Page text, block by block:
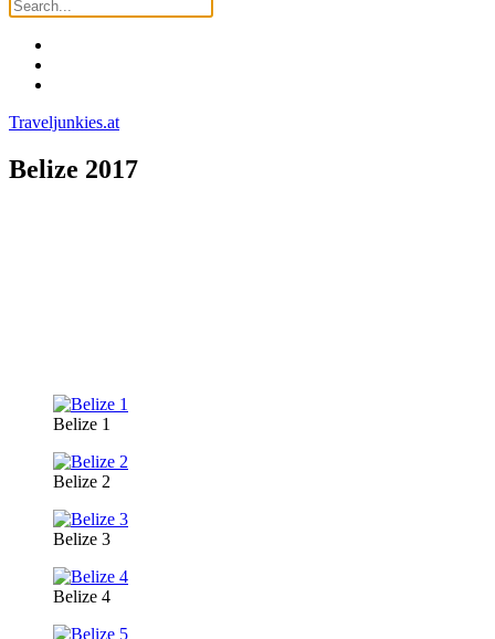
Traveljunkies.at
Belize 2017
Belize 1
Belize 2
Belize 3
Belize 4